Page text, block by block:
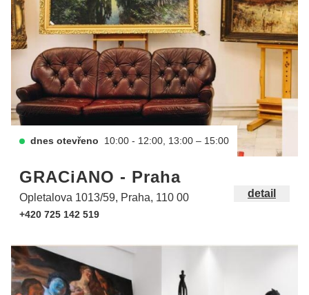
dnes otevřeno 10:00 - 12:00, 13:00 – 15:00
GRACiANO - Praha
Opletalova 1013/59, Praha, 110 00
+420 725 142 519
detail